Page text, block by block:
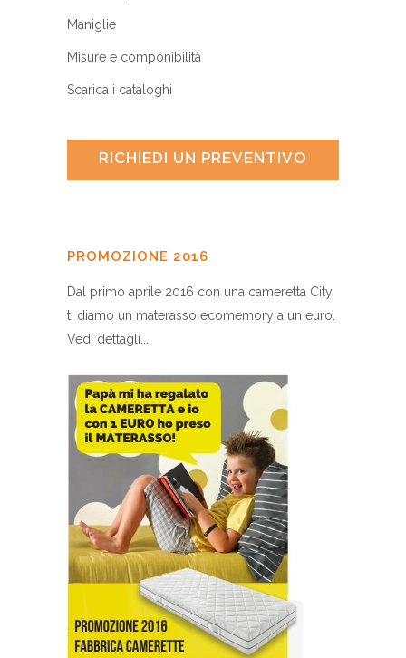
Maniglie
Misure e componibilità
Scarica i cataloghi
RICHIEDI UN PREVENTIVO
PROMOZIONE 2016
Dal primo aprile 2016 con una cameretta City
ti diamo un materasso ecomemory a un euro.
Vedi dettagli...